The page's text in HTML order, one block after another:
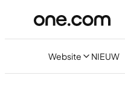
Website NIEUW